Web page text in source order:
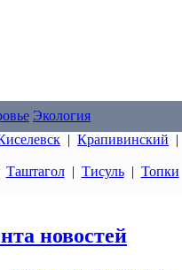
Экология
| Крапивинский |
Таштагол| Тисуль| Топки
новостей